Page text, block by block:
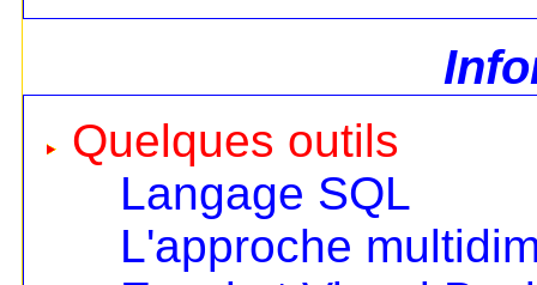
Quelques outils
Langage SQL
L'approche